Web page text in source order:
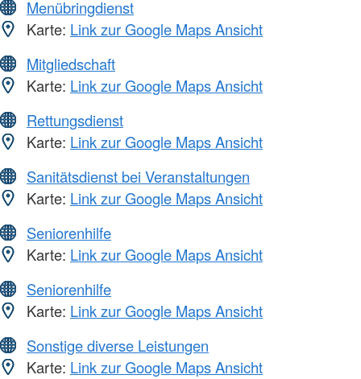
Menübringdienst
Karte: Link zur Google Maps Ansicht
Mitgliedschaft
Karte: Link zur Google Maps Ansicht
Rettungsdienst
Karte: Link zur Google Maps Ansicht
Sanitätsdienst bei Veranstaltungen
Karte: Link zur Google Maps Ansicht
Seniorenhilfe
Karte: Link zur Google Maps Ansicht
Seniorenhilfe
Karte: Link zur Google Maps Ansicht
Sonstige diverse Leistungen
Karte: Link zur Google Maps Ansicht